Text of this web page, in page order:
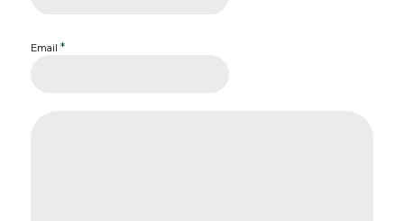
Email *